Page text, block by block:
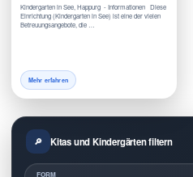
Kindergarten in See, Happurg - Informationen Diese
Einrichtung (Kindergarten in See) ist eine der vielen
Betreuungsangebote, die …
Mehr erfahren
Kitas und Kindergärten filtern
FORM